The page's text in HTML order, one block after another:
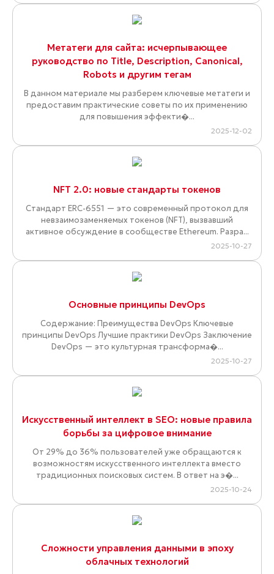
Метатеги для сайта: исчерпывающее
руководство по Title, Description, Canonical,
Robots и другим тегам
В данном материале мы разберем ключевые метатеги и
предоставим практические советы по их применению
для повышения эффекти�...
2025-12-02
NFT 2.0: новые стандарты токенов
Стандарт ERC-6551 — это современный протокол для
невзаимозаменяемых токенов (NFT), вызвавший
активное обсуждение в сообществе Ethereum. Разра...
2025-10-27
Основные принципы DevOps
Содержание: Преимущества DevOps Ключевые
принципы DevOps Лучшие практики DevOps Заключение
DevOps — это культурная трансформа�...
2025-10-27
Искусственный интеллект в SEO: новые правила
борьбы за цифровое внимание
От 29% до 36% пользователей уже обращаются к
возможностям искусственного интеллекта вместо
традиционных поисковых систем. В ответ на э�...
2025-10-24
Сложности управления данными в эпоху
облачных технологий